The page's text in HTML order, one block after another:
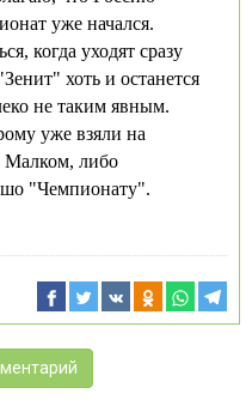
уже начался.
когда уходят сразу
хоть и останется
не таким явным.
уже взяли на
Малком, либо
"Чемпионату".